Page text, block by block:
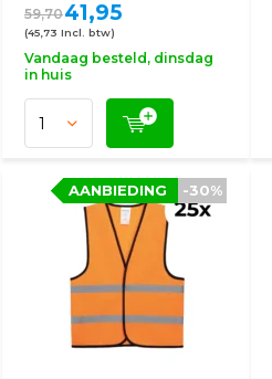
59,7041,95
(45,73 Incl. btw)
Vandaag besteld, dinsdag
in huis
-30%
AANBIEDING